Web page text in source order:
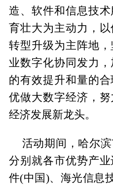
造、软件和信息技
育壮大为主动力，
转型升级为主阵地
业数字化协同发力
的有效提升和量的
优做大数字经济，
经济发展新龙头。
活动期间，哈尔
分别就各市优势产
件(中国)、海光信息